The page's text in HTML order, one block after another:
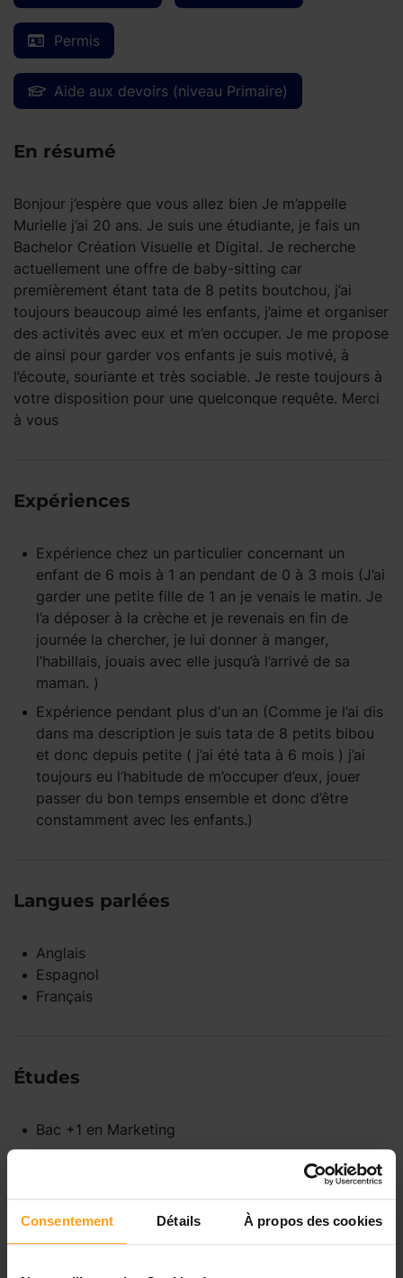
Consentement Détails À propos des cookies
Permis
Aide aux devoirs (niveau Primaire)
En résumé
Bonjour j’espère que vous allez bien Je m’appelle
Murielle j’ai 20 ans. Je suis une étudiante, je fais un
Bachelor Création Visuelle et Digital. Je recherche
actuellement une offre de baby-sitting car
premièrement étant tata de 8 petits boutchou, j’ai
toujours beaucoup aimé les enfants, j’aime et organiser
des activités avec eux et m’en occuper. Je me propose
de ainsi pour garder vos enfants je suis motivé, à
l’écoute, souriante et très sociable. Je reste toujours à
votre disposition pour une quelconque requête. Merci
à vous
Expériences
Expérience chez un particulier concernant un
enfant de 6 mois à 1 an pendant de 0 à 3 mois (J’ai
garder une petite fille de 1 an je venais le matin. Je
l’a déposer à la crèche et je revenais en fin de
journée la chercher, je lui donner à manger,
l’habillais, jouais avec elle jusqu’à l’arrivé de sa
maman. )
Expérience pendant plus d'un an (Comme je l’ai dis
dans ma description je suis tata de 8 petits bibou
et donc depuis petite ( j’ai été tata à 6 mois ) j’ai
toujours eu l’habitude de m’occuper d’eux, jouer
passer du bon temps ensemble et donc d’être
constamment avec les enfants.)
Langues parlées
Anglais
Espagnol
Français
Études
Bac +1 en Marketing
Disponibilités